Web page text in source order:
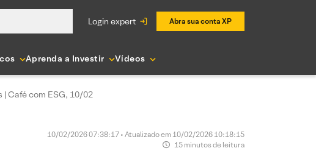
login expert Abra sua conta XP
Aprenda a Investir Vídeos
| Café com ESG, 10/02
10/02/2026 07:38:17 • Atualizado em 10/02/2026 10:18:15
15 minutos de leitura